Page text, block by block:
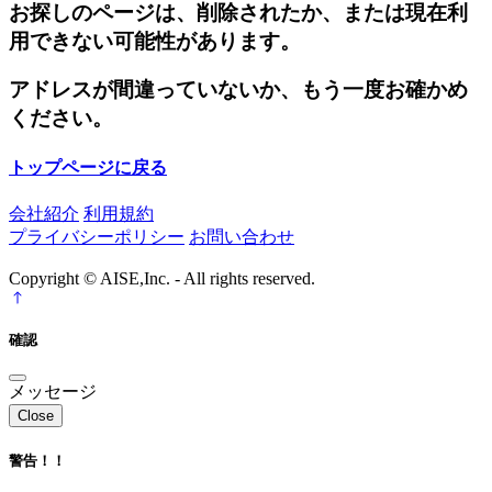
お探しのページは、削除されたか、または現在利
用できない可能性があります。
アドレスが間違っていないか、もう一度お確かめ
ください。
トップページに戻る
会社紹介 利用規約
プライバシーポリシー お問い合わせ
Copyright © AISE,Inc. - All rights reserved.
確認
メッセージ
Close
警告！！